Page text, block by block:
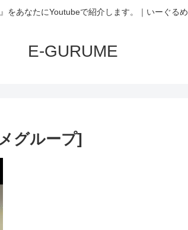
』をあなたにYoutubeで紹介します。｜いーぐるめ
E-GURUME
グループ]